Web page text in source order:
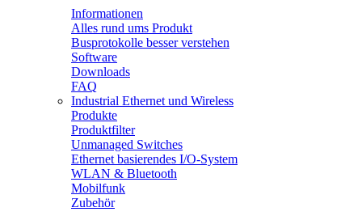
Informationen
Alles rund ums Produkt
Busprotokolle besser verstehen
Software
Downloads
FAQ
Industrial Ethernet und Wireless
Produkte
Produktfilter
Unmanaged Switches
Ethernet basierendes I/O-System
WLAN & Bluetooth
Mobilfunk
Zubehör